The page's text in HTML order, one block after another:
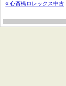
« 心斎橋ロレックス中古